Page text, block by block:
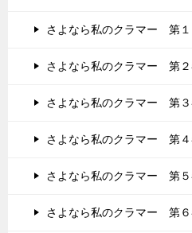
さよなら私のクラマー 第
さよなら私のクラマー 第
さよなら私のクラマー 第
さよなら私のクラマー 第
さよなら私のクラマー 第
さよなら私のクラマー 第